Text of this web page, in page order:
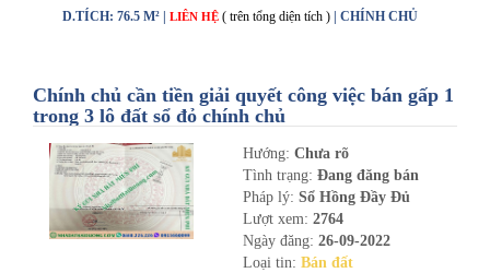
D.TÍCH: 76.5 M² | LIÊN HỆ ( trên tổng diện tích ) | CHÍNH CHỦ
Chính chủ cần tiền giải quyết công việc bán gấp 1
trong 3 lô đất sổ đỏ chính chủ
Hướng: Chưa rõ
Tình trạng: Đang đăng bán
Pháp lý: Sổ Hồng Đầy Đủ
Lượt xem: 2764
Ngày đăng: 26-09-2022
Loại tin: Bán đất